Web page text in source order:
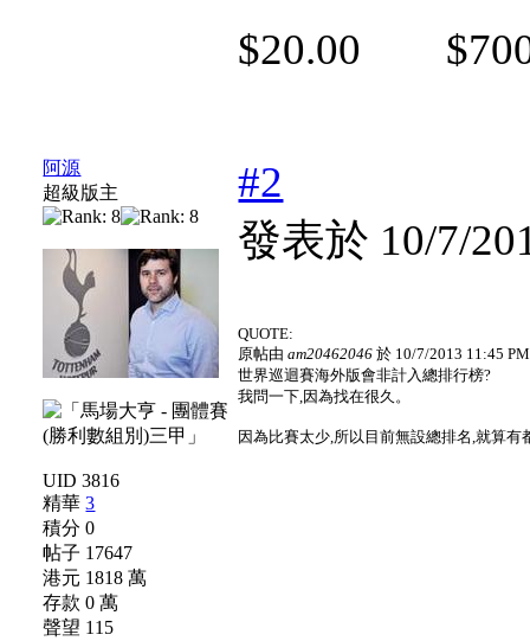
$20.00
阿源
超級版主
UID 3816
精華3
積分 0
帖子 17647
港元 1818 萬
存款 0 萬
聲望 115
#2
發表於 10/7/
QUOTE:
原帖由am20462046 於 10/7/2013 11:45
世界巡迴賽海外版會非計入總排行榜?
我問一下,因為找在很久。
因為比賽太少,所以目前無設總排名,就算有